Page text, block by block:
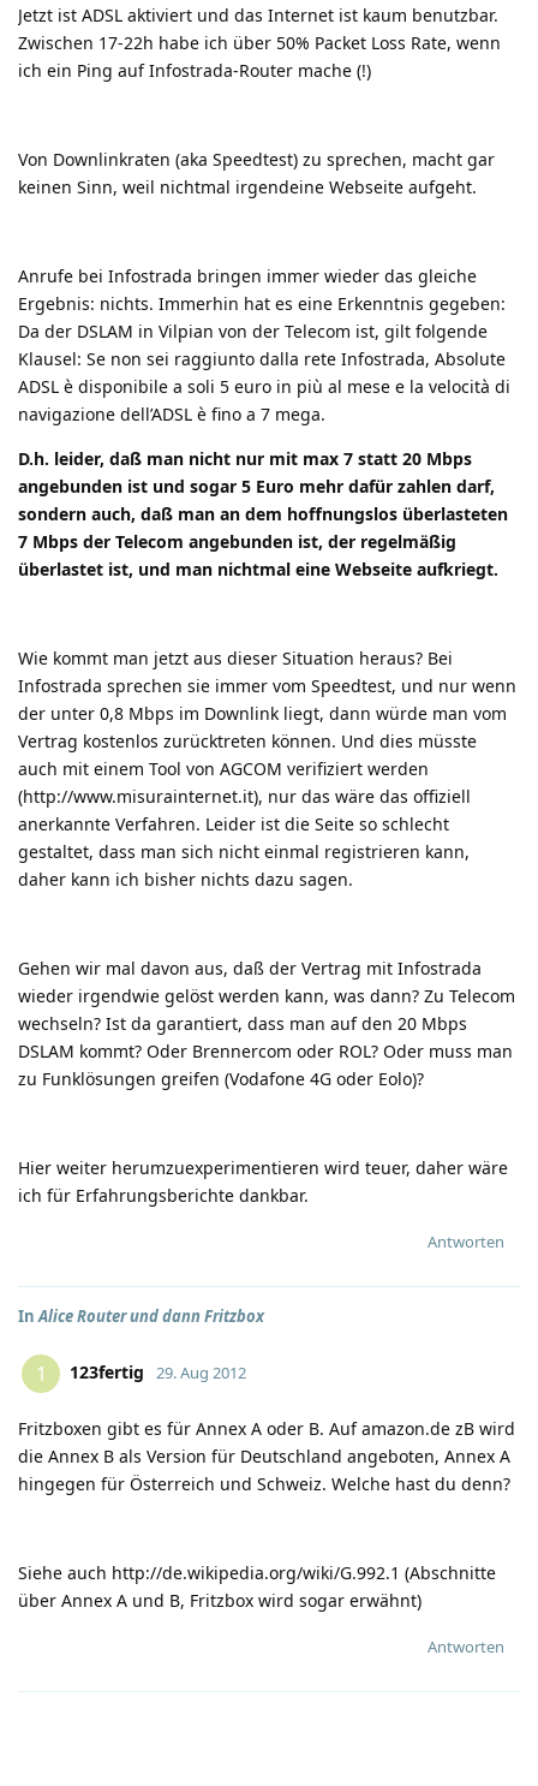
Jetzt ist ADSL aktiviert und das Internet ist kaum benutzbar.
Zwischen 17-22h habe ich über 50% Packet Loss Rate, wenn
ich ein Ping auf Infostrada-Router mache (!)
Von Downlinkraten (aka Speedtest) zu sprechen, macht gar
keinen Sinn, weil nichtmal irgendeine Webseite aufgeht.
Anrufe bei Infostrada bringen immer wieder das gleiche
Ergebnis: nichts. Immerhin hat es eine Erkenntnis gegeben:
Da der DSLAM in Vilpian von der Telecom ist, gilt folgende
Klausel: Se non sei raggiunto dalla rete Infostrada, Absolute
ADSL è disponibile a soli 5 euro in più al mese e la velocità di
navigazione dell’ADSL è fino a 7 mega.
D.h. leider, daß man nicht nur mit max 7 statt 20 Mbps
angebunden ist und sogar 5 Euro mehr dafür zahlen darf,
sondern auch, daß man an dem hoffnungslos überlasteten
7 Mbps der Telecom angebunden ist, der regelmäßig
überlastet ist, und man nichtmal eine Webseite aufkriegt.
Wie kommt man jetzt aus dieser Situation heraus? Bei
Infostrada sprechen sie immer vom Speedtest, und nur wenn
der unter 0,8 Mbps im Downlink liegt, dann würde man vom
Vertrag kostenlos zurücktreten können. Und dies müsste
auch mit einem Tool von AGCOM verifiziert werden
(http://www.misurainternet.it), nur das wäre das offiziell
anerkannte Verfahren. Leider ist die Seite so schlecht
gestaltet, dass man sich nicht einmal registrieren kann,
daher kann ich bisher nichts dazu sagen.
Gehen wir mal davon aus, daß der Vertrag mit Infostrada
wieder irgendwie gelöst werden kann, was dann? Zu Telecom
wechseln? Ist da garantiert, dass man auf den 20 Mbps
DSLAM kommt? Oder Brennercom oder ROL? Oder muss man
zu Funklösungen greifen (Vodafone 4G oder Eolo)?
Hier weiter herumzuexperimentieren wird teuer, daher wäre
ich für Erfahrungsberichte dankbar.
Antworten
InAlice Router und dann Fritzbox
1 123fertig 29. Aug 2012
Fritzboxen gibt es für Annex A oder B. Auf amazon.de zB wird
die Annex B als Version für Deutschland angeboten, Annex A
hingegen für Österreich und Schweiz. Welche hast du denn?
Siehe auch http://de.wikipedia.org/wiki/G.992.1 (Abschnitte
über Annex A und B, Fritzbox wird sogar erwähnt)
Antworten